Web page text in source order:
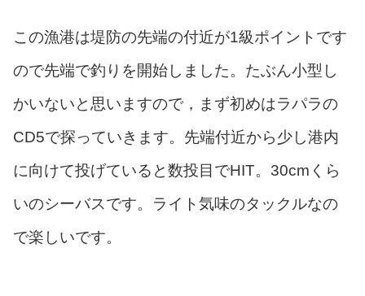
この漁港は堤防の先端の付近が1級ポイントです
ので先端で釣りを開始しました。たぶん小型し
かいないと思いますので，まず初めはラパラの
CD5で探っていきます。先端付近から少し港内
に向けて投げていると数投目でHIT。30cmくら
いのシーバスです。ライト気味のタックルなの
で楽しいです。